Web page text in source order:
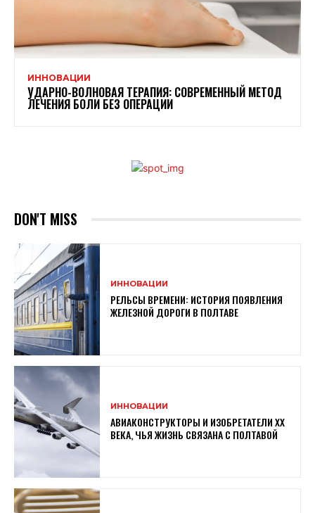
ИННОВАЦИИ
УДАРНО-ВОЛНОВАЯ ТЕРАПИЯ: СОВРЕМЕННЫЙ МЕТОД
ЛЕЧЕНИЯ БОЛИ БЕЗ ОПЕРАЦИИ
DON'T MISS
ИННОВАЦИИ
РЕЛЬСЫ ВРЕМЕНИ: ИСТОРИЯ ПОЯВЛЕНИЯ
ЖЕЛЕЗНОЙ ДОРОГИ В ПОЛТАВЕ
ИННОВАЦИИ
АВИАКОНСТРУКТОРЫ И ИЗОБРЕТАТЕЛИ XX
ВЕКА, ЧЬЯ ЖИЗНЬ СВЯЗАНА С ПОЛТАВОЙ